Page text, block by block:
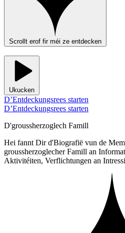
Scrollt erof fir méi ze entdecken
Ukucken
D’Entdeckungsrees starten
D’Entdeckungsrees starten
D'groussherzoglech Famill
Hei fannt Dir d'Biografië vun de
groussherzoglecher Famill an
Aktivitéiten, Verflichtungen an